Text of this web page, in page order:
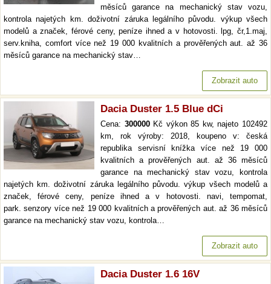
měsíců garance na mechanický stav vozu,
kontrola najetých km. doživotní záruka legálního původu. výkup všech
modelů a značek, férové ceny, peníze ihned a v hotovosti. lpg, čr,1.maj,
serv.kniha, comfort více než 19 000 kvalitních a prověřených aut. až 36
měsíců garance na mechanický stav…
Zobrazit auto
Dacia Duster 1.5 Blue dCi
Cena: 300000Kč výkon 85 kw, najeto 102492
km, rok výroby: 2018, koupeno v: česká
republika servisní knížka více než 19 000
kvalitních a prověřených aut. až 36 měsíců
garance na mechanický stav vozu, kontrola
najetých km. doživotní záruka legálního původu. výkup všech modelů a
značek, férové ceny, peníze ihned a v hotovosti. navi, tempomat,
park. senzory více než 19 000 kvalitních a prověřených aut. až 36 měsíců
garance na mechanický stav vozu, kontrola…
Zobrazit auto
Dacia Duster 1.6 16V